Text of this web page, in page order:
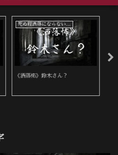
死ぬ程洒落にならない怖い話
《洒落怖》鈴木さん？